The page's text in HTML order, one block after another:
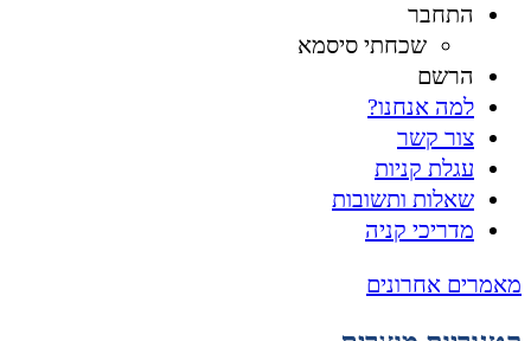
התחבר
שכחתי סיסמא
הרשם
למה אנחנו?
צור קשר
עגלת קניות
שאלות ותשובות
מדריכי קניה
מאמרים אחרונים